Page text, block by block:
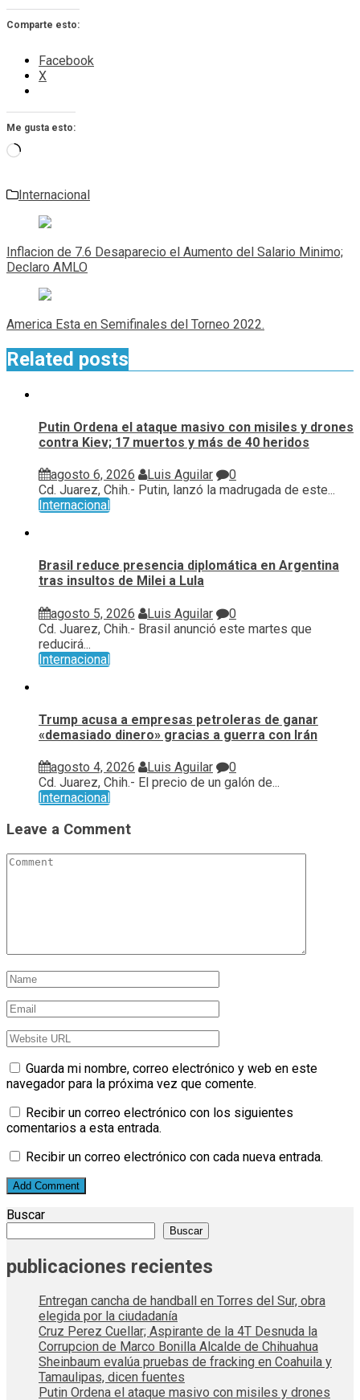
Comparte esto:
Facebook
X
Me gusta esto:
Cargando...
Internacional
Navegación
de
entradas
Inflacion de 7.6 Desaparecio el Aumento del Salario Minimo;
Declaro AMLO
America Esta en Semifinales del Torneo 2022.
Related posts
Putin Ordena el ataque masivo con misiles y drones
contra Kiev; 17 muertos y más de 40 heridos
agosto 6, 2026 Luis Aguilar
0
Cd. Juarez, Chih.- Putin, lanzó la madrugada de este...
Internacional
Brasil reduce presencia diplomática en Argentina
tras insultos de Milei a Lula
agosto 5, 2026 Luis Aguilar
0
Cd. Juarez, Chih.- Brasil anunció este martes que
reducirá...
Internacional
Trump acusa a empresas petroleras de ganar
«demasiado dinero» gracias a guerra con Irán
agosto 4, 2026 Luis Aguilar
0
Cd. Juarez, Chih.- El precio de un galón de...
Internacional
Leave a Comment
Guarda mi nombre, correo electrónico y web en este
navegador para la próxima vez que comente.
Recibir un correo electrónico con los siguientes
comentarios a esta entrada.
Recibir un correo electrónico con cada nueva entrada.
Buscar
Buscar
publicaciones recientes
Entregan cancha de handball en Torres del Sur, obra
elegida por la ciudadanía
Cruz Perez Cuellar; Aspirante de la 4T Desnuda la
Corrupcion de Marco Bonilla Alcalde de Chihuahua
Sheinbaum evalúa pruebas de fracking en Coahuila y
Tamaulipas, dicen fuentes
Putin Ordena el ataque masivo con misiles y drones